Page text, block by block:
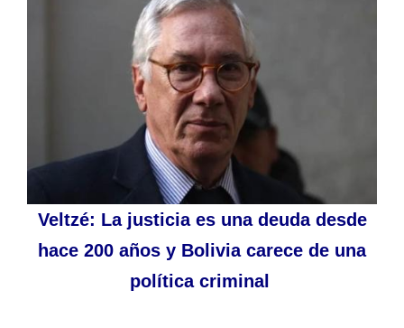
Veltzé: La justicia es una deuda desde
hace 200 años y Bolivia carece de una
política criminal